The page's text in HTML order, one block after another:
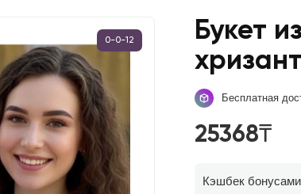
0-0-12
Букет
Бесплатная
25368₸
Кэшбек бонусами